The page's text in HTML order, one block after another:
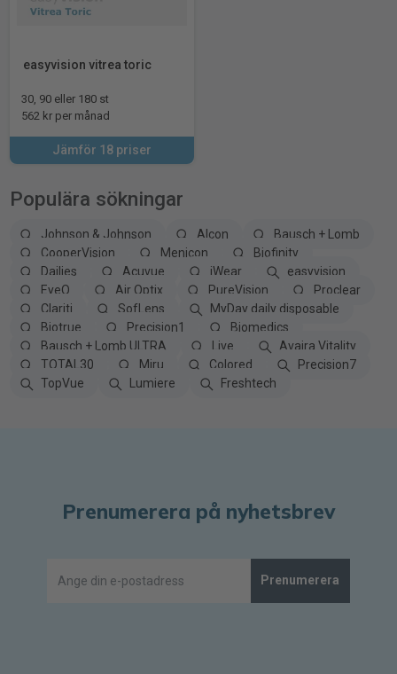
easyvision vitrea toric
30, 90 eller 180 st
562 kr per månad
Jämför 18 priser
Populära sökningar
Johnson & Johnson Alcon
Bausch + Lomb
CooperVision
Menicon
Biofinity
Dailies
Acuvue iWear
easyvision
EyeQ
Air Optix PureVision
Proclear
Clariti
SofLens
MyDay daily disposable
Biotrue
Precision1
Biomedics
Bausch + Lomb ULTRA
Live
Avaira Vitality
TOTAL30
Miru Colored
Precision7
TopVue
Lumiere Freshtech
Prenumerera på nyhetsbrev
Prenumerera